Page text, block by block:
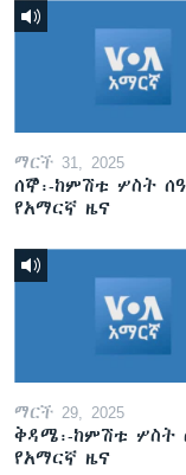
ማርች 31, 2025
ሰኞ፡-ከምሽቱ ሦስት
የአማርኛ ዜና
ማርች 29, 2025
ቅዳሜ፡-ከምሽቱ ሦስት
የአማርኛ ዜና